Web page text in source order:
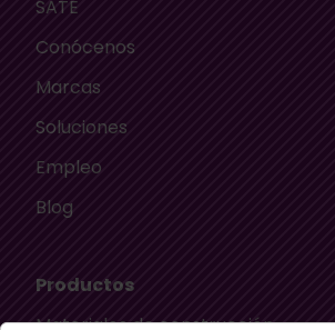
SATE
Conócenos
Marcas
Soluciones
Empleo
Blog
Productos